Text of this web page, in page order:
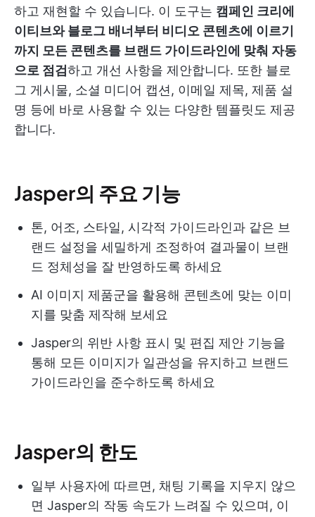
하고 재현할 수 있습니다. 이 도구는 캠페인 크리에
이티브와 블로그 배너부터 비디오 콘텐츠에 이르기
까지 모든 콘텐츠를 브랜드 가이드라인에 맞춰 자동
으로 점검하고 개선 사항을 제안합니다. 또한 블로
그 게시물, 소셜 미디어 캡션, 이메일 제목, 제품 설
명 등에 바로 사용할 수 있는 다양한 템플릿도 제공
합니다.
Jasper의 주요 기능
톤, 어조, 스타일, 시각적 가이드라인과 같은 브
랜드 설정을 세밀하게 조정하여 결과물이 브랜
드 정체성을 잘 반영하도록 하세요
AI 이미지 제품군을 활용해 콘텐츠에 맞는 이미
지를 맞춤 제작해 보세요
Jasper의 위반 사항 표시 및 편집 제안 기능을
통해 모든 이미지가 일관성을 유지하고 브랜드
가이드라인을 준수하도록 하세요
Jasper의 한도
일부 사용자에 따르면, 채팅 기록을 지우지 않으
면 Jasper의 작동 속도가 느려질 수 있으며, 이